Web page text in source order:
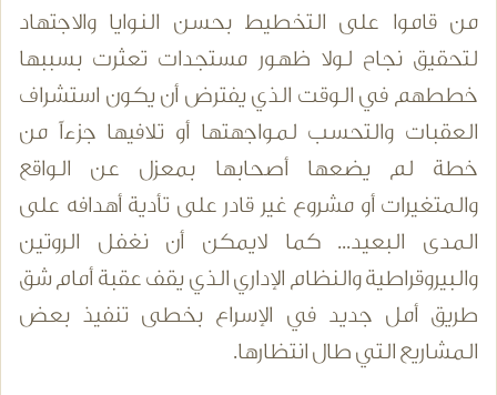
من قاموا على التخطيط بحسن النوايا والاجتهاد
لتحقيق نجاح لولا ظهور مستجدات تعثرت بسببها
خططهم في الوقت الذي يفترض أن يكون استشراف
العقبات والتحسب لمواجهتها أو تلافيها جزءاً من
خطة لم يضعها أصحابها بمعزل عن الواقع
والمتغيرات أو مشروع غير قادر على تأدية أهدافه على
المدى البعيد... كما لايمكن أن نغفل الروتين
والبيروقراطية والنظام الإداري الذي يقف عقبة أمام شق
طريق أمل جديد في الإسراع بخطى تنفيذ بعض
المشاريع التي طال انتظارها.